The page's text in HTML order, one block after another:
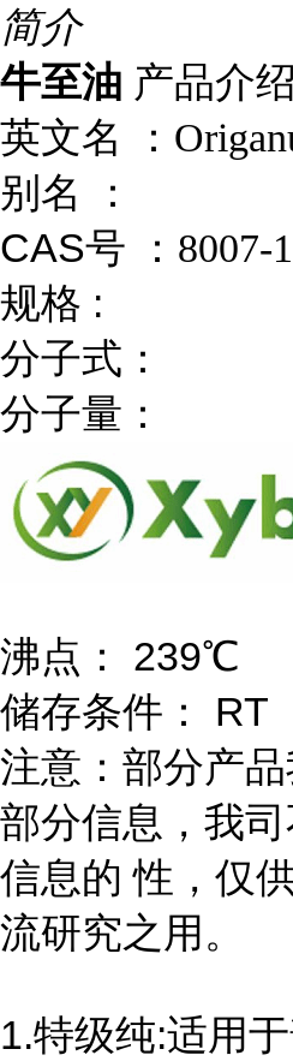
简介
牛至油 产品介绍
英文名 ：
别名 ：
CAS号 ： 8007-
规格 :
分子式：
分子量：
沸点： 239℃
储存条件： RT
注意：部分产
部分信息，我
信息的 性，仅
流研究之用。
1.特级纯:适用